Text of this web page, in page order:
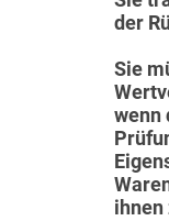
der
Sie
wenn
ihnen